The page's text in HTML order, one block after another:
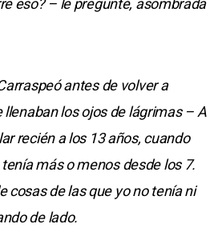
eso? – le pregunté, asombrada
antes de volver a
llenaban los ojos de lágrimas – A
recién a los 13 años, cuando
más o menos desde los 7.
cosas de las que yo no tenía ni
de lado.